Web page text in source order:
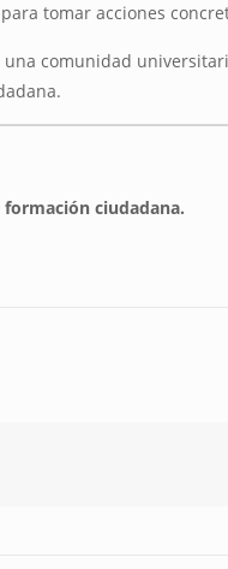
tomar acciones
comunidad
ciudadana.